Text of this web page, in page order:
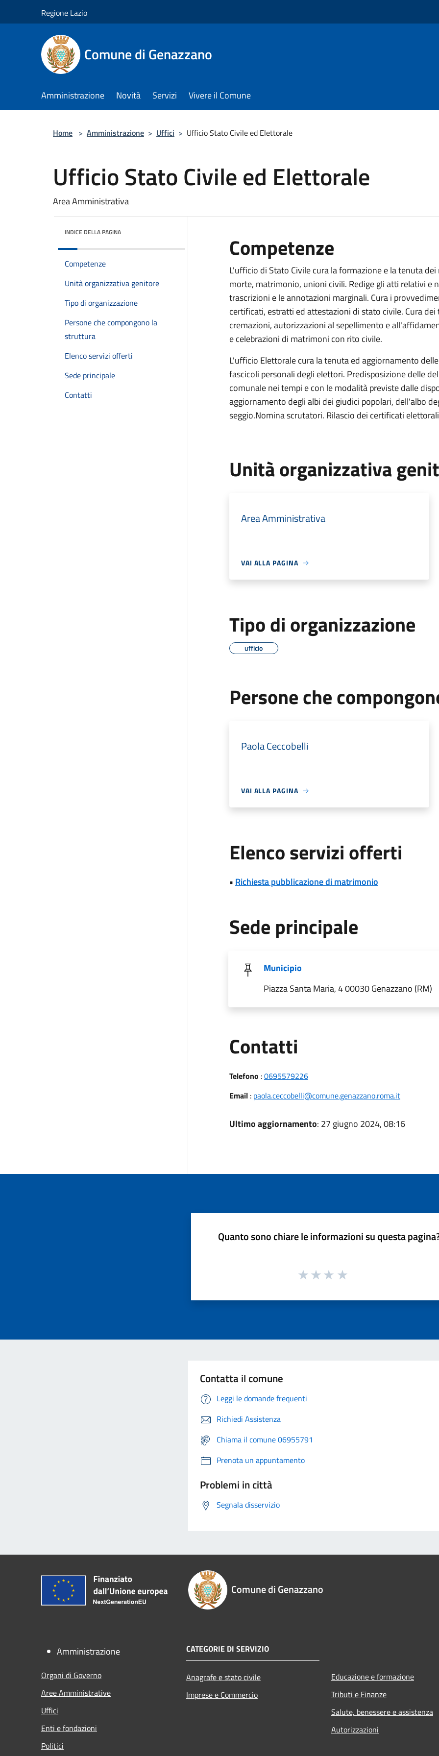
Regione Lazio
Comune di Genazzano
Amministrazione Novità Servizi Vivere il Comune
Home > Amministrazione > Uffici > Ufficio Stato Civile ed Elettorale
Ufficio Stato Civile ed Elettorale
Area Amministrativa
INDICE DELLA PAGINA
Competenze
Unità organizzativa genitore
Tipo di organizzazione
Persone che compongono la
struttura
Elenco servizi offerti
Sede principale
Contatti
Competenze
L'ufficio di Stato Civile cura la formazione e la tenuta
morte, matrimonio, unioni civili. Redige gli atti relativi e
trascrizioni e le annotazioni marginali. Cura i
certificati, estratti ed attestazioni di stato civile. Cura
cremazioni, autorizzazioni al sepellimento e
e celebrazioni di matrimoni con rito civile.
L'ufficio Elettorale cura la tenuta ed aggiornamento
fascicoli personali degli elettori. Predisposizione delle
comunale nei tempi e con le modalità previste dalle
aggiornamento degli albi dei giudici popolari, dell'albo
seggio.Nomina scrutatori. Rilascio dei certificati
Unità organizzativa
Area Amministrativa
VAI ALLA PAGINA
Tipo di organizzazione
ufficio
Persone che
Paola Ceccobelli
VAI ALLA PAGINA
Elenco servizi offerti
• Richiesta pubblicazione di matrimonio
Sede principale
Municipio
Piazza Santa Maria, 4 00030 Genazzano (RM)
Contatti
Telefono :0695579226
Email: paola.ceccobelli@comune.genazzano.roma.it
Ultimo aggiornamento: 27 giugno 2024, 08:16
Quanto sono chiare le informazioni su questa
Contatta il comune
Leggi le domande frequenti
Richiedi Assistenza
Chiama il comune 06955791
Prenota un appuntamento
Problemi in città
Segnala disservizio
Comune di Genazzano
Amministrazione
Organi di Governo
Aree Amministrative
Uffici
Enti e fondazioni
Politici
CATEGORIE DI SERVIZIO
Anagrafe e stato civile
Imprese e Commercio
Educazione e formazione
Tributi e Finanze
Salute, benessere e assistenza
Autorizzazioni